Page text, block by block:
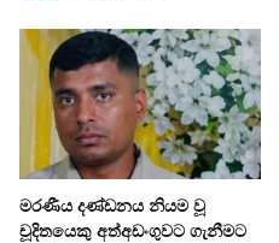
මරණීය දණ්ඩනය නියම වූ
චූදිතයෙකු අත්අඩංගුවට ගැනීමට